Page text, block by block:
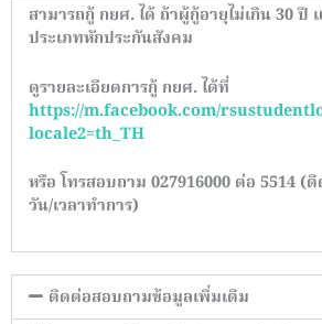
สามารถกู้ กยศ. ได้ ถ้าผู้กู้อายุไม่เกิน 30 ปี
ประเภทหักประกันสังคม
ดูรายละเอียดการกู้ กยศ. ได้ที่
https://m.facebook.com/
locale2=th_TH
หรือ โทรสอบถาม 027916000 ต่อ 5514
วัน/เวลาทำการ)
ติดต่อสอบถามข้อมูลเพิ่มเติม